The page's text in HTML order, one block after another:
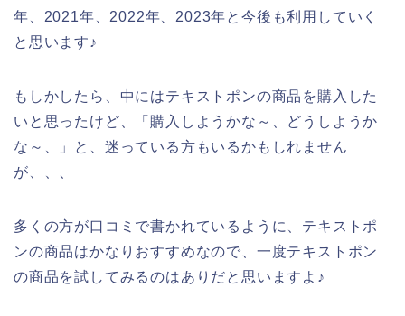
年、2021年、2022年、2023年と今後も利用していく
と思います♪
もしかしたら、中にはテキストポンの商品を購入した
いと思ったけど、「購入しようかな～、どうしようか
な～、」と、迷っている方もいるかもしれません
が、、、
多くの方が口コミで書かれているように、テキストポ
ンの商品はかなりおすすめなので、一度テキストポン
の商品を試してみるのはありだと思いますよ♪